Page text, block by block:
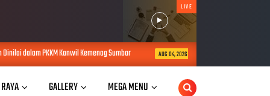
LIVE
Kanwil Kemenag Sumbar AUG 04, 2026 Wagub Sumbar Vasko Ruseimy
GALLERY MEGA MENU